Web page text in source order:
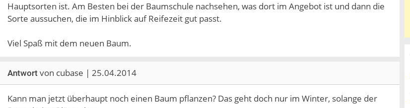
Hauptsorten ist. Am Besten bei der Baumschule nachsehen, was dort im Angebot ist und dann die
Sorte aussuchen, die im Hinblick auf Reifezeit gut passt.
Viel Spaß mit dem neuen Baum.
Antwort von cubase | 25.04.2014
Kann man jetzt überhaupt noch einen Baum pflanzen? Das geht doch nur im Winter, solange der